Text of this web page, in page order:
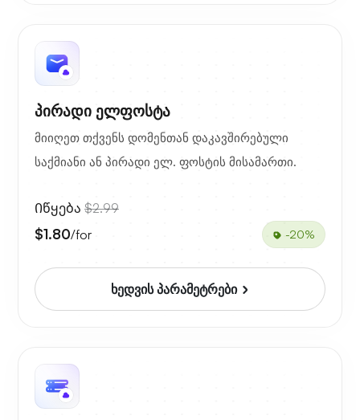
პირადი ელფოსტა
მიიღეთ თქვენს დომენთან დაკავშირებული
საქმიანი ან პირადი ელ. ფოსტის მისამართი.
Იწყება $2.99
$1.80/for -20%
ხედვის პარამეტრები